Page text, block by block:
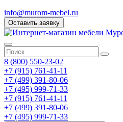
info@murom-mebel.ru
Оставить заявку
8 (800) 550-23-02
+7 (915) 761-41-11
+7 (499) 391-80-06
+7 (495) 999-71-33
+7 (915) 761-41-11
+7 (499) 391-80-06
+7 (495) 999-71-33